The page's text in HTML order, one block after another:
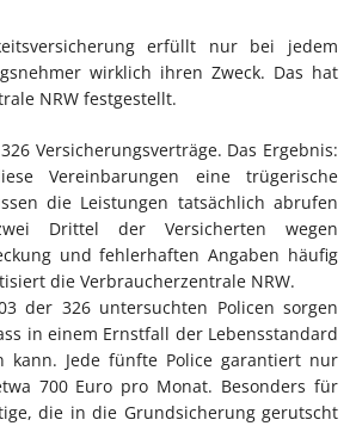
erfüllt nur bei jedem
wirklich ihren Zweck. Das hat
NRW festgestellt.
Versicherungsverträge. Das Ergebnis:
Vereinbarungen eine trügerische
die Leistungen tatsächlich abrufen
Drittel der Versicherten wegen
und fehlerhaften Angaben häufig
die Verbraucherzentrale NRW.
der 326 untersuchten Policen sorgen
in einem Ernstfall der Lebensstandard
kann. Jede fünfte Police garantiert nur
700 Euro pro Monat. Besonders für
die in die Grundsicherung gerutscht